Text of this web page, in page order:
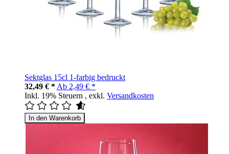
Sektglas 15cl 1-farbig bedruckt
32,49 € * Ab 2,49 € *
Inkl. 19% Steuern , exkl. Versandkosten
In den Warenkorb